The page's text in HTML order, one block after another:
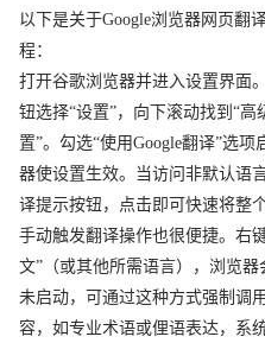
以下是关于Google浏览器网页翻
程：
打开谷歌浏览器并进入设置界面
钮选择“设置”，向下滚动找到“
置”。勾选“使用Google翻译”选
器使设置生效。当访问非默认语
译提示按钮，点击即可快速将整
手动触发翻译操作也很便捷。右
文”（或其他所需语言），浏览
未启动，可通过这种方式强制调
容，如专业术语或俚语表达，系